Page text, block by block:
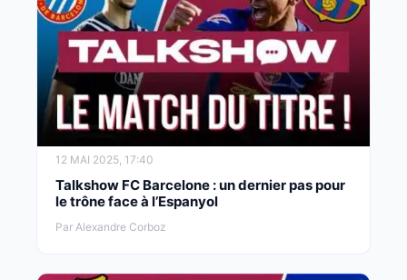
12 MAI 2025, 17:40
Talkshow FC Barcelone : un dernier pas pour
le trône face à l’Espanyol
Par Alexandre Corboz